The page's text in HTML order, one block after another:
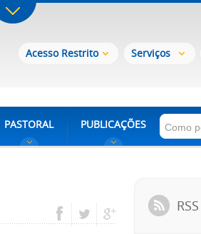
Acesso Restrito Serviços
PASTORAL PUBLICAÇÕES